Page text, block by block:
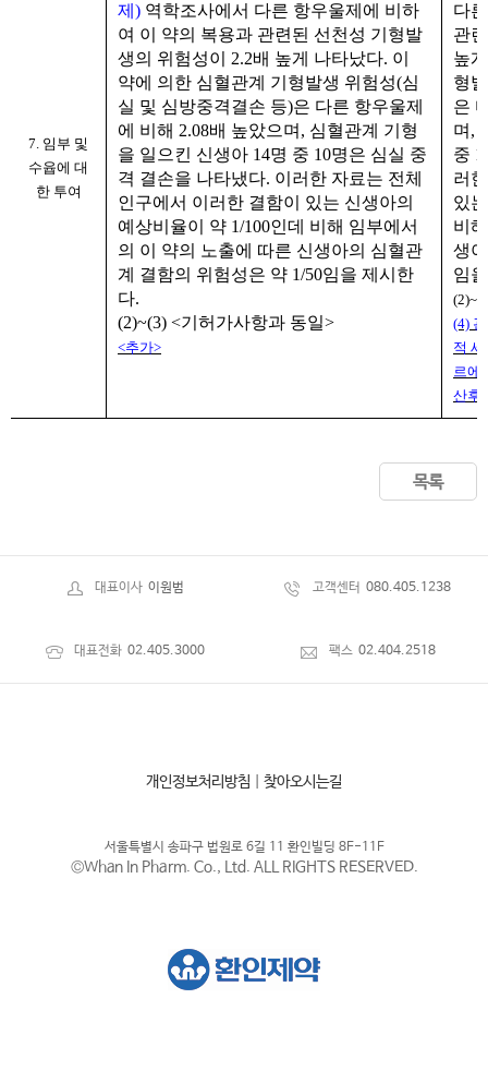
7. 임부 및
수윱에 대
한 투여
제 ) 역학조사에서 다른 항우울제에 비하
여 이 약의 복용과 관련된 선천성 기형발
생의 위험성이 2.2배 높게 나타났다. 이
약에 의한 심혈관계 기형발생 위험성(심
실 및 심방중격결손 등)은 다른 항우울제
에 비해 2.08배 높았으며 , 심혈관계 기형
을 일으킨 신생아 14명 중 10명은 심실 중
격 결손을 나타냈다. 이러한 자료는 전체
인구에서 이러한 결함이 있는 신생아의
예상비율이 약 1/100인데 비해 임부에서
의 이 약의 노출에 따른 신생아의 심혈관
계 결함의 위험성은 약 1/50임을 제시한
다.
(2)~(3) <기허가사항과 동일>
<추가>
다
관
높
형
은
며 ,
중
러
있
비
생
임
(4)
적
르에
산후
목록
대표이사 이원범 고객센터 080.405.1238
대표전화 02.405.3000 팩스 02.404.2518
개인정보처리방침 찾아오시는길
서울특별시 송파구 법원로 6길 11 환인빌딩 8F-11F
©Whan In Pharm. Co., Ltd. ALL RIGHTS RESERVED.